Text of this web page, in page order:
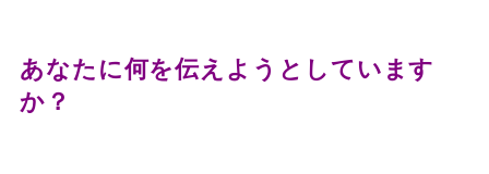
あなたに何を伝えようとしています
か？